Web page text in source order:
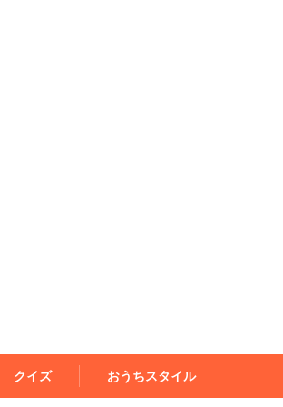
クイズ おうちスタイル